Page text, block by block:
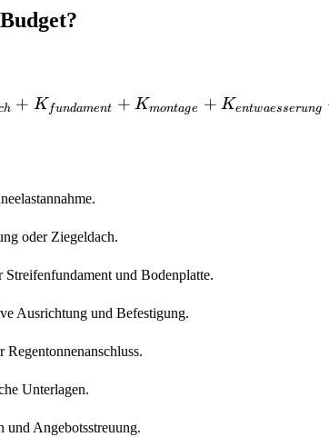
h + K fundament + Kmontage + Kentwaesserung
oder Ziegeldach.
Streifenfundament und Bodenplatte.
Ausrichtung und Befestigung.
Unterlagen.
und Angebotsstreuung.